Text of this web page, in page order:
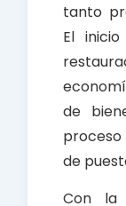
tanto
El
de
de
Con la